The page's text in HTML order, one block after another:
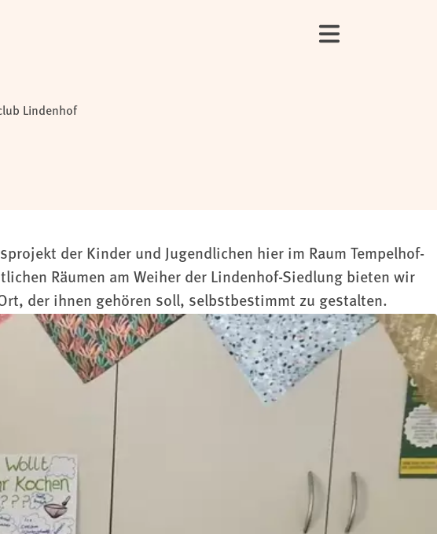
Lindenhof
der Kinder und Jugendlichen hier im Raum Tempelhof-
Räumen am Weiher der Lindenhof-Siedlung bieten wir
der ihnen gehören soll, selbstbestimmt zu gestalten.